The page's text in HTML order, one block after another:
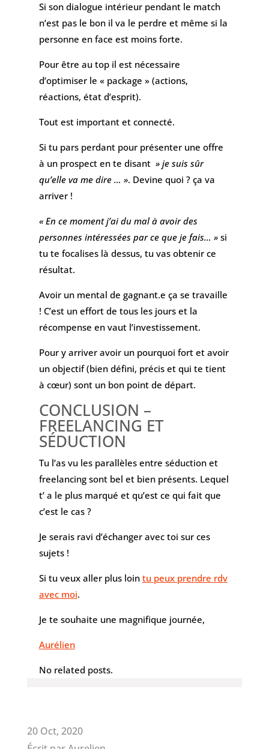
Si son dialogue intérieur pendant le match
n’est pas le bon il va le perdre et même si la
personne en face est moins forte.
Pour être au top il est nécessaire
d’optimiser le « package » (actions,
réactions, état d’esprit).
Tout est important et connecté.
Si tu pars perdant pour présenter une offre
à un prospect en te disant » je suis sûr
qu’elle va me dire … ». Devine quoi ? ça va
arriver !
« En ce moment j’ai du mal à avoir des
personnes intéressées par ce que je fais… »si
tu te focalises là dessus, tu vas obtenir ce
résultat.
Avoir un mental de gagnant.e ça se travaille
! C’est un effort de tous les jours et la
récompense en vaut l’investissement.
Pour y arriver avoir un pourquoi fort et avoir
un objectif (bien défini, précis et qui te tient
à cœur) sont un bon point de départ.
CONCLUSION –
FREELANCING ET
SÉDUCTION
Tu l’as vu les parallèles entre séduction et
freelancing sont bel et bien présents. Lequel
t’ a le plus marqué et qu’est ce qui fait que
c’est le cas ?
Je serais ravi d’échanger avec toi sur ces
sujets !
Si tu veux aller plus loin tu peux prendre rdv
avec moi.
Je te souhaite une magnifique journée,
Aurélien
No related posts.
20 Oct, 2020